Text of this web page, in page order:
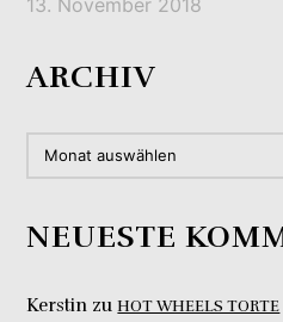
ARCHIV
NEUESTE
Kerstin zuHOT WHEELS TORTE